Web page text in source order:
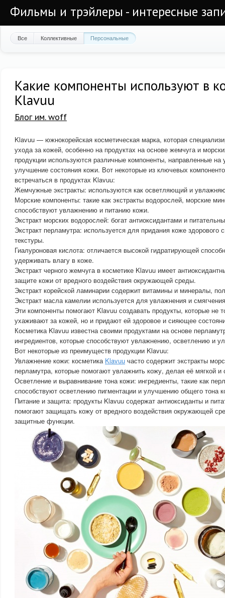
Фильмы и трэйлеры - интересные
Все Коллективные Персональные
Какие компоненты используют в
Klavuu
Блог им. woff
Klavuu — южнокорейская косметическая марка, которая
ухода за кожей, особенно на продуктах на основе жемчуга и
продукции используются различные компоненты, направленные на
улучшение состояния кожи. Вот некоторые из ключевых
встречаться в продуктах Klavuu:
Жемчужные экстракты: используются как осветляющий и
Морские компоненты: такие как экстракты водорослей, морские
способствуют увлажнению и питанию кожи.
Экстракт морских водорослей: богат антиоксидантами и
Экстракт перламутра: используется для придания коже здорового
текстуры.
Гиалуроновая кислота: отличается высокой гидратирующей
удерживать влагу в коже.
Экстракт черного жемчуга в косметике Klavuu имеет
защите кожи от вредного воздействия окружающей среды.
Экстракт корейской ламинарии содержит витамины и минералы,
Экстракт масла камелии используется для увлажнения и
Эти компоненты помогают Klavuu создавать продукты, которые не
ухаживают за кожей, но и придают ей здоровое и сияющее
Косметика Klavuu известна своими продуктами на основе
ингредиентов, которые способствуют увлажнению, осветлению и
Вот некоторые из преимуществ продукции Klavuu:
Увлажнение кожи: косметика Klavuu часто содержит экстракты
перламутра, которые помогают увлажнить кожу, делая её мягкой
Осветление и выравнивание тона кожи: ингредиенты, такие как
способствуют осветлению пигментации и улучшению общего тона
Питание и защита: продукты Klavuu содержат антиоксиданты и
помогают защищать кожу от вредного воздействия окружающей
защитные функции.